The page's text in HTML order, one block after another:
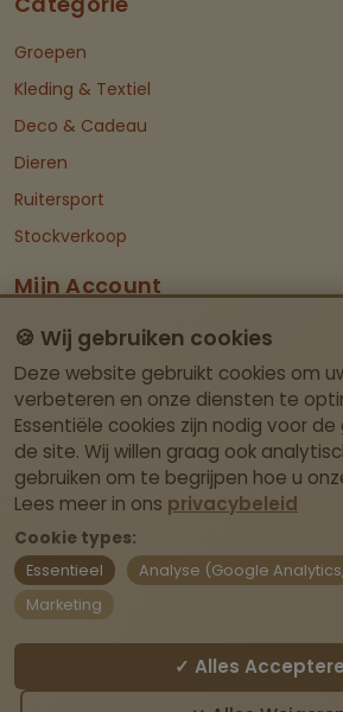
Groepen
Kleding & Textiel
Deco & Cadeau
Dieren
Ruitersport
Stockverkoop
Mijn Account
Dashboard
Contact Info
Itegemseweg 81, BE-2222
op-den-Berg)
Geen fysieke winkel – afhalen enkel
afspraak.
webshop@laviedivine.be
🍪 Wij gebruiken cookies
Deze website gebruikt cookies om
verbeteren en onze diensten te
Essentiële cookies zijn nodig voor
de site. Wij willen graag ook
gebruiken om te begrijpen hoe u
Lees meer in ons privacybeleid
Cookie types:
Essentieel
Analyse (Google
Marketing
✓ Alles